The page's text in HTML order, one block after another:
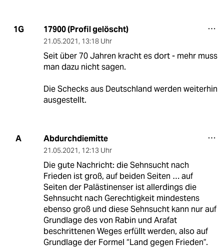
1G 17900 (Profil gelöscht)
21.05.2021, 13:18 Uhr
Seit über 70 Jahren kracht es dort - mehr muss
man dazu nicht sagen.
Die Schecks aus Deutschland werden weiterhin
ausgestellt.
A Abdurchdiemitte
21.05.2021, 12:13 Uhr
Die gute Nachricht: die Sehnsucht nach
Frieden ist groß, auf beiden Seiten … auf
Seiten der Palästinenser ist allerdings die
Sehnsucht nach Gerechtigkeit mindestens
ebenso groß und diese Sehnsucht kann nur auf
Grundlage des von Rabin und Arafat
beschrittenen Weges erfüllt werden, also auf
Grundlage der Formel “Land gegen Frieden”.